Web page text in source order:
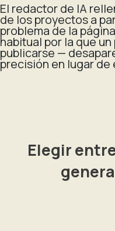
El redactor de IA
de los proyectos a
problema de la
habitual por la que
publicarse —
precisión en lugar
Elegir